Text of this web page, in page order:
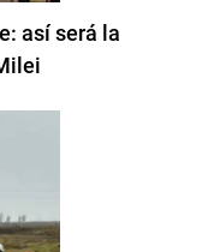
así será la